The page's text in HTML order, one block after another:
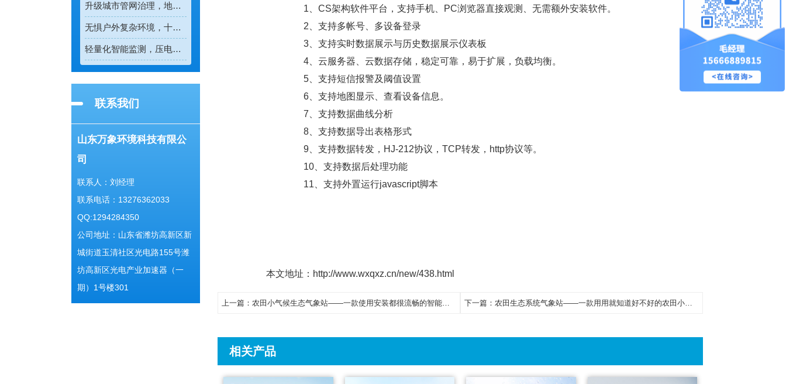
升级城市管网治理，地下管网水文监测系统实现精细化管控
无惧户外复杂环境，十要素自动气象站稳定守护全域气象安全
轻量化智能监测，压电雨量监测站适配全场景雨量观测
联系我们
山东万象环境科技有限公
司
联系人：刘经理
联系电话：13276362033
QQ:1294284350
公司地址：山东省潍坊高新区新
城街道玉清社区光电路155号潍
坊高新区光电产业加速器（一
期）1号楼301
1、CS架构软件平台，支持手机、PC浏览器直接观测、无需额外安装软件。
2、支持多帐号、多设备登录
3、支持实时数据展示与历史数据展示仪表板
4、云服务器、云数据存储，稳定可靠，易于扩展，负载均衡。
5、支持短信报警及阈值设置
6、支持地图显示、查看设备信息。
7、支持数据曲线分析
8、支持数据导出表格形式
9、支持数据转发，HJ-212协议，TCP转发，http协议等。
10、支持数据后处理功能
11、支持外置运行javascript脚本
本文地址：http://www.wxqxz.cn/new/438.html
上一篇： 农田小气候生态气象站——一款使用安装都很流畅的智能农田自动气象站2023动态已更新 下一篇： 农田生态系统气象站——一款用用就知道好不好的农田小气候生态气象站2023已更新
相关产品